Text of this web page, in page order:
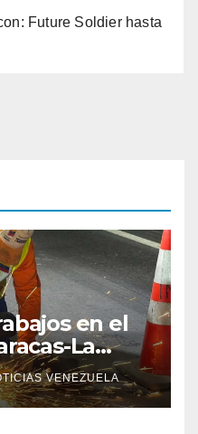
Future Soldier hasta
en el
La
VENEZUELA